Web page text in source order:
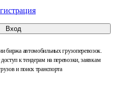
Вход
биржа автомобильных грузоперевозок.
к тендерам на перевозки, заявкам
и поиск транспорта